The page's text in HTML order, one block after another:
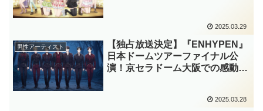
2025.03.29
男性アーティスト
【独占放送決定】『ENHYPEN』
日本ドームツアーファイナル公
演！京セラドーム大阪での感動の
2025.03.28